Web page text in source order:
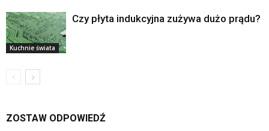
Kuchnie świata
Czy płyta indukcyjna zużywa dużo prądu?
ZOSTAW ODPOWIEDŹ